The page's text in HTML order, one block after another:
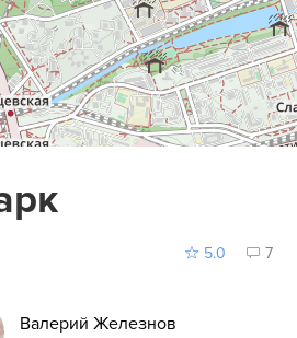
5.0 7
Валерий Железнов